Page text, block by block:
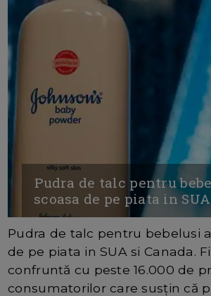
Pudra de talc pentru
scoasa de pe piata in
Pudra de talc pentru bebelusi
de pe piata in SUA si Canada.
confruntă cu peste 16.000 de
consumatorilor care susțin că